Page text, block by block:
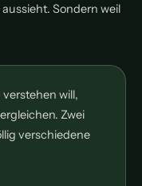
Sondern weil
will,
Zwei
verschiedene